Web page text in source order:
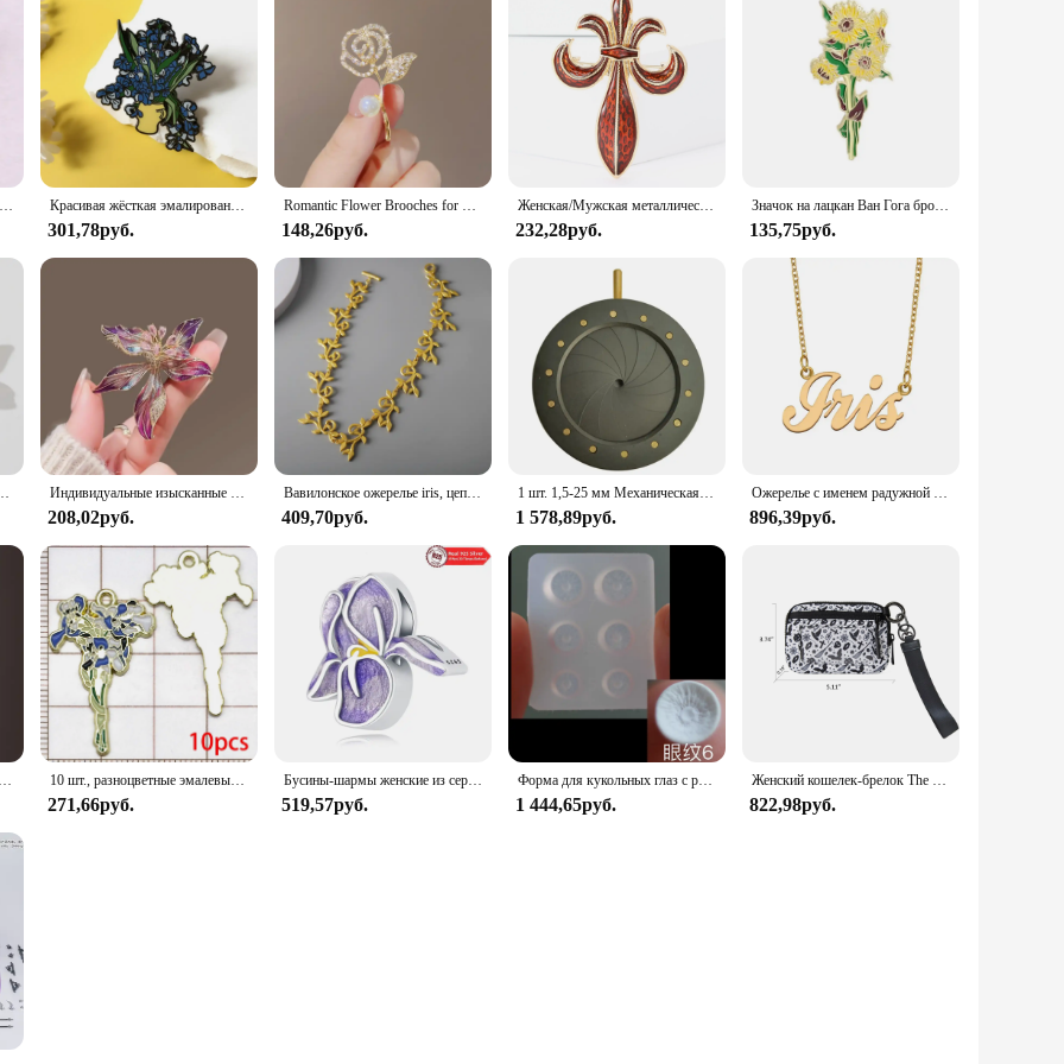
style. Its robust plastic construction ensures durability, making it a reliable choice for cat owners who demand longevity and
blends seamlessly into any home decor, ensuring that your pet's litter area remains aesthetically pleasing. The compact size of the tray
where space is at a premium.
smooth surface that prevents litter from sticking. This feature not only saves time but also contributes to a cleaner and healthier
tray makes it effortless to move, ensuring that you can clean it without straining your back or arms. Moreover, the tray's resistance to
maintaining its integrity over time.
it's a versatile addition to your pet care routine. It's designed to accommodate a variety of cat litters, allowing you to choose
for a litter tray for a single cat or for multiple pets, this product offers a scalable solution that grows with your family. The IRIS USA
also a reliable choice for wholesale vendors and suppliers looking to offer high-quality products to their customers.
Значок-брошь с эмалью с изображением синего цветка радужной оболочки Красивая жёсткая эмалированная булавка радужной расцветки, металлический значок, Цветочная Брошь для ювелирных изделий, аксессуар, подарки для нее, ему, оптовая продажа
301,78руб.
Romantic Flower Brooches for Women Men Fashion Rose Peony Lily Iris Plant Pin Office Party Casual Accessory Jewelry Gift 2024
148,26руб.
Женская/Мужская металлическая брошь в стиле ретро
232,28руб.
Значок на лацкан Ван Гога брошь в виде подсолнуха радужной оболочки цветок шляпы металлические эмалированные Значки для одежды значки для рюкзака Подарки для женщин
135,75руб.
и растениями, броши, ювелирные изделия, модные аксессуары, подарки для вечеринок 2024 Индивидуальные изысканные броши во французском стиле с цветком ириса для женщин, одежда, пальто, ювелирные аксессуары
208,02руб.
Вавилонское ожерелье iris, цепочка с листьями и ключицами, модный подарок, аксессуары для девочек, подарок на день рождения, ювелирные аксессуары
409,70руб.
1 шт. 1,5-25 мм Механическая оптическая Радужная Регулируемая фотодиафрагма микроскоп камера конденсаторные лазерные детали
1 578,89руб.
Ожерелье с именем радужной оболочки для женщин, ювелирные изделия из нержавеющей стали с золотым покрытием, женское колье для матерей, подарок для девушки
896,39руб.
Винтажные металлические серьги-крючки с цветком ириса для женщин, элегантные серебряные серьги с лепестками, темпераментные серьги, свадебные украшения, подарки 10 шт., разноцветные эмалевые Подвески в виде растений
271,66руб.
Бусины-шармы женские из серебра 100% пробы с фиолетовыми цветами радужной оболочки
519,57руб.
Форма для кукольных глаз с радужной оболочкой 5/6/7 мм, «сделай сам», аксессуары для кукол ручной работы, узоры с радужной оболочкой, пластиковые формы, форма с радужной оболочкой для кукольных глаз
1 444,65руб.
Женский кошелек-брелок The Iris Wallet на молнии, водонепроницаемый нейлоновый кошелек для карт, чехол для карт на молнии с прозрачным окошком для удостоверения личности
822,98руб.